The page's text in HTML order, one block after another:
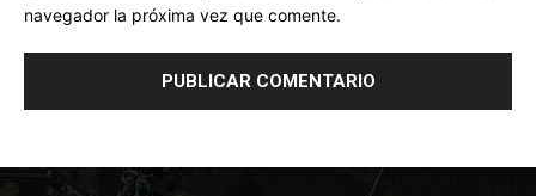
navegador la próxima vez que comente.